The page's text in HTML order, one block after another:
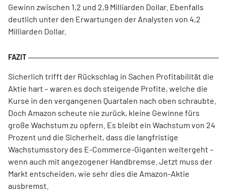
Gewinn zwischen 1,2 und 2,9 Milliarden Dollar. Ebenfalls
deutlich unter den Erwartungen der Analysten von 4,2
Milliarden Dollar.
Sicherlich trifft der Rückschlag in Sachen Profitabilität die
Aktie hart – waren es doch steigende Profite, welche die
Kurse in den vergangenen Quartalen nach oben schraubte.
Doch Amazon scheute nie zurück, kleine Gewinne fürs
große Wachstum zu opfern. Es bleibt ein Wachstum von 24
Prozent und die Sicherheit, dass die langfristige
Wachstumsstory des E-Commerce-Giganten weitergeht –
wenn auch mit angezogener Handbremse. Jetzt muss der
Markt entscheiden, wie sehr dies die Amazon-Aktie
ausbremst.